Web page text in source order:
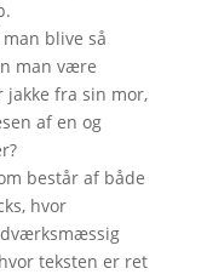
blive så
man være
jakke fra sin mor,
af en og
består af både
hvor
teksten er ret